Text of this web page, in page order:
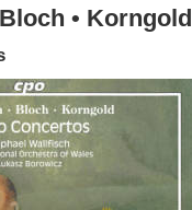
• Korngold